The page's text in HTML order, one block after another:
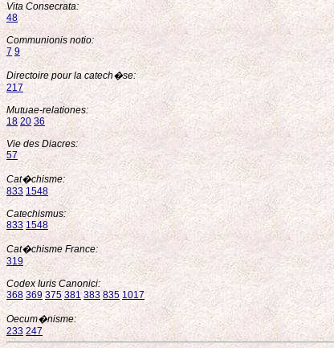
Vita Consecrata:
48
Communionis notio:
7 9
Directoire pour la catech�se:
217
Mutuae-relationes:
18 20 36
Vie des Diacres:
57
Cat�chisme:
833 1548
Catechismus:
833 1548
Cat�chisme France:
319
Codex Iuris Canonici:
368 369 375 381 383 835 1017
Oecum�nisme:
233 247